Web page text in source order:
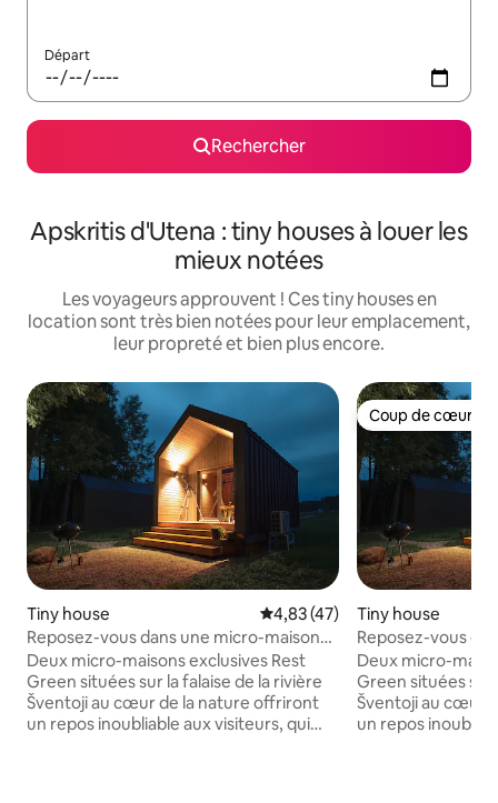
Départ
Rechercher
Apskritis d'Utena : tiny houses à louer les
mieux notées
Les voyageurs approuvent ! Ces tiny houses en
location sont très bien notées pour leur emplacement,
leur propreté et bien plus encore.
Tiny house Évaluation moyenne sur la
4,83 (47)
Reposez-vous dans une micro-maison
verte sur une falaise au bord de la
rivière !
Deux micro-maisons exclusives Rest
Green situées sur la falaise de la rivière
Šventoji au cœur de la nature offriront
un repos inoubliable aux visiteurs, qui
Coup de cœur
Coup de cœur
Tiny house
Reposez-vous
verte sur une
rivière !
Deux micro-
Green situées sur
Šventoji au cœur
un repos